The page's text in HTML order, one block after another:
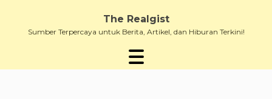
content
The Realgist
Sumber Terpercaya untuk Berita, Artikel, dan Hiburan Terkini!